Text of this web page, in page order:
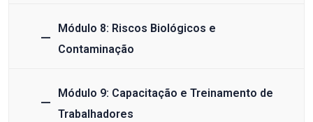
Módulo 8: Riscos Biológicos e
Contaminação
Módulo 9: Capacitação e Treinamento de
Trabalhadores